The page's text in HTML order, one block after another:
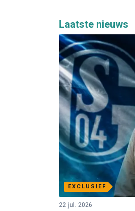
Laatste nieuws
EXCLUSIEF
22 jul. 2026